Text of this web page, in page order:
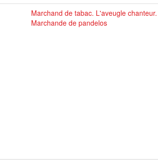
Marchand de tabac. L'aveugle chanteur.
Marchande de pandelos